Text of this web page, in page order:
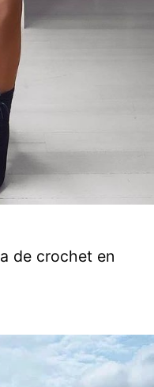
de crochet en